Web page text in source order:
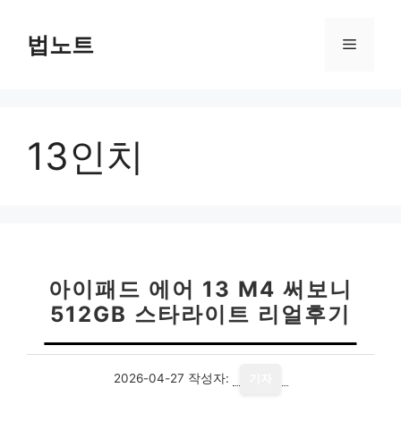
법노트 메
13인치
아이패드 에어 13 M4 써보니
512GB 스타라이트 리얼후기
2026-04-27 작성자: